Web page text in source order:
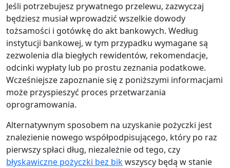
Jeśli potrzebujesz prywatnego przelewu, zazwyczaj
będziesz musiał wprowadzić wszelkie dowody
tożsamości i gotówkę do akt bankowych. Według
instytucji bankowej, w tym przypadku wymagane są
zezwolenia dla biegłych rewidentów, rekomendacje,
odcinki wypłaty lub po prostu zeznania podatkowe.
Wcześniejsze zapoznanie się z poniższymi informacjami
może przyspieszyć proces przetwarzania
oprogramowania.
Alternatywnym sposobem na uzyskanie pożyczki jest
znalezienie nowego współpodpisującego, który po raz
pierwszy spłaci dług, niezależnie od tego, czy
błyskawiczne pożyczki bez bikwszyscy będą w stanie